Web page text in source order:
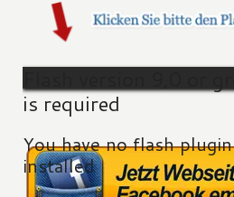
is required
You have no flash plugin
installed